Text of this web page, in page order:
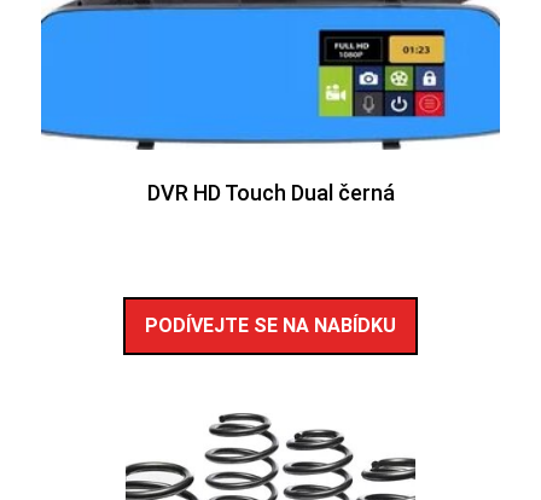
DVR HD Touch Dual černá
PODÍVEJTE SE NA NABÍDKU